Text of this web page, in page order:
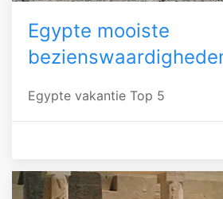
Egypte mooiste
Egypte vakantie Top 5